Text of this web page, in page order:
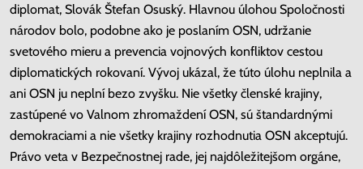
diplomat, Slovák Štefan Osuský. Hlavnou úlohou Spoločnosti
národov bolo, podobne ako je poslaním OSN, udržanie
svetového mieru a prevencia vojnových konfliktov cestou
diplomatických rokovaní. Vývoj ukázal, že túto úlohu neplnila a
ani OSN ju neplní bezo zvyšku. Nie všetky členské krajiny,
zastúpené vo Valnom zhromaždení OSN, sú štandardnými
demokraciami a nie všetky krajiny rozhodnutia OSN akceptujú.
Právo veta v Bezpečnostnej rade, jej najdôležitejšom orgáne,